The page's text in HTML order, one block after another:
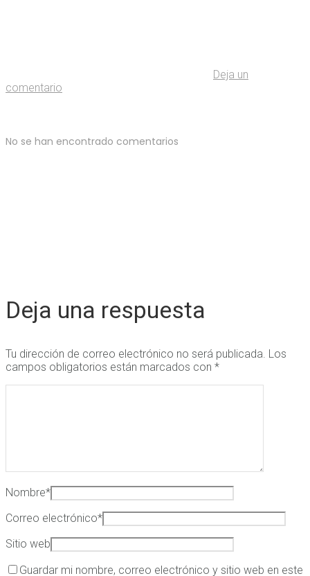
Deja un
comentario
No se han encontrado comentarios
Deja una respuesta
Tu dirección de correo electrónico no será publicada. Los
campos obligatorios están marcados con *
Nombre*
Correo electrónico*
Sitio web
Guardar mi nombre, correo electrónico y sitio web en este